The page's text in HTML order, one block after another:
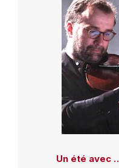
Un été avec